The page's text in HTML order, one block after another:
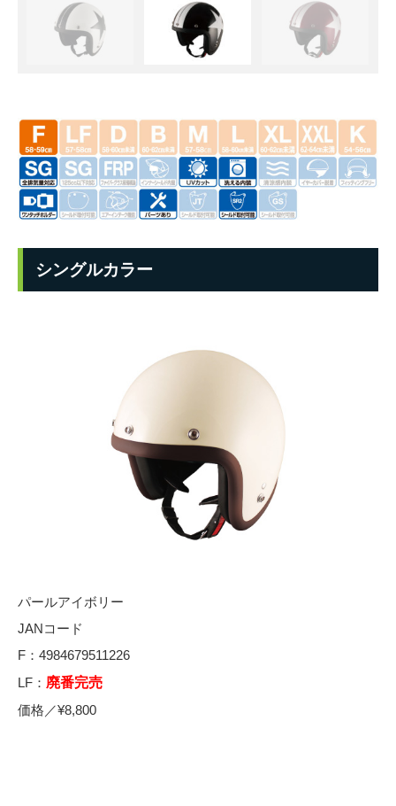
シングルカラー
パールアイボリー
JANコード
F：4984679511226
LF： 廃番完売
価格／¥8,800